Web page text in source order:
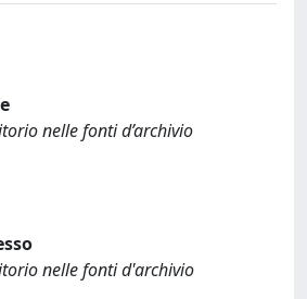
nelle fonti d’archivio
nelle fonti d'archivio